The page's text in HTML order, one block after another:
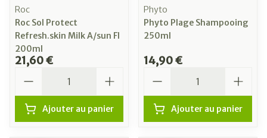
Roc
Roc Sol Protect
Refresh.skin Milk A/sun Fl
200ml
21,60 €
Ajouter au panier
Phyto
Phyto Plage Shampooing
250ml
14,90 €
Ajouter au panier